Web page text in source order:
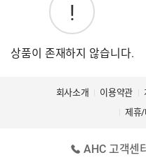
상품이 존재하지 않습니다.
회사소개 이용약관
제휴/
AHC 고객센